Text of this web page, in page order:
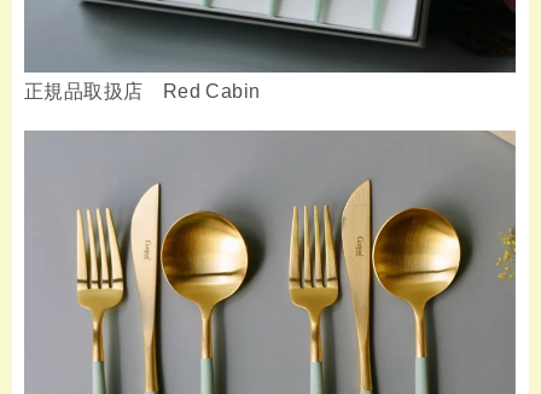
正規品取扱店 Red Cabin